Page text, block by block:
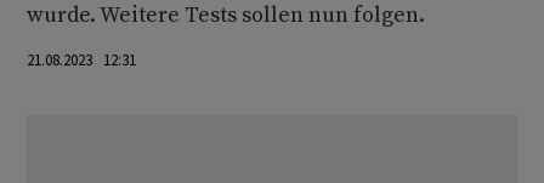
wurde. Weitere Tests sollen nun folgen.
21.08.2023 12:31